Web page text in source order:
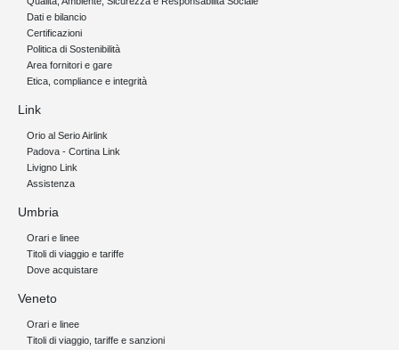
Dati e bilancio
Certificazioni
Politica di Sostenibilità
Area fornitori e gare
Etica, compliance e integrità
Link
Orio al Serio Airlink
Padova - Cortina Link
Livigno Link
Assistenza
Umbria
Orari e linee
Titoli di viaggio e tariffe
Dove acquistare
Veneto
Orari e linee
Titoli di viaggio, tariffe e sanzioni